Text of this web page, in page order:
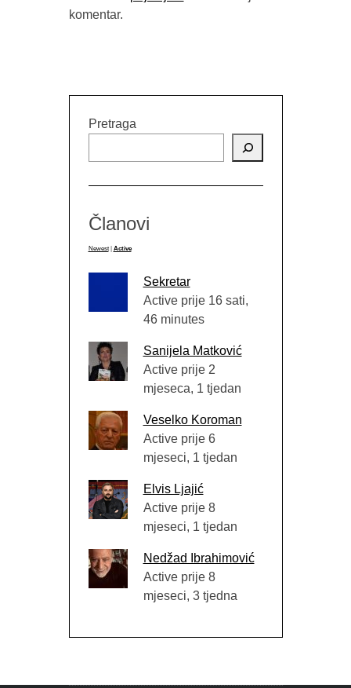
komentar.
Pretraga
Članovi
Newest Active
Sekretar
Active prije 16 sati,
46 minutes
Sanijela Matković
Active prije 2
mjeseca, 1 tjedan
Veselko Koroman
Active prije 6
mjeseci, 1 tjedan
Elvis Ljajić
Active prije 8
mjeseci, 1 tjedan
Nedžad Ibrahimović
Active prije 8
mjeseci, 3 tjedna